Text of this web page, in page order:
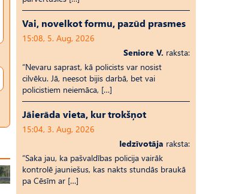
Vai, novelkot formu, pazūd prasmes
15:08, 5. Aug, 2026
Seniore V. raksta:
“Nevaru saprast, kā policists var nosist
cilvēku. Jā, neesot bijis darbā, bet vai
policistiem neiemāca, […]
Jāierāda vieta, kur trokšņot
15:04, 3. Aug, 2026
Iedzīvotāja raksta:
“Saka jau, ka pašvaldības policija vairāk
kontrolē jauniešus, kas nakts stundās braukā
pa Cēsīm ar […]